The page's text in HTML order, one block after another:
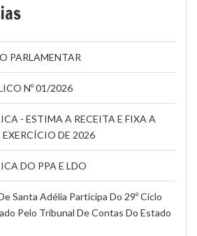
PARLAMENTAR
Nº 01/2026
- ESTIMA A RECEITA E FIXA A
EXERCÍCIO DE 2026
DO PPA E LDO
Santa Adélia Participa Do 29º Ciclo
Pelo Tribunal De Contas Do Estado